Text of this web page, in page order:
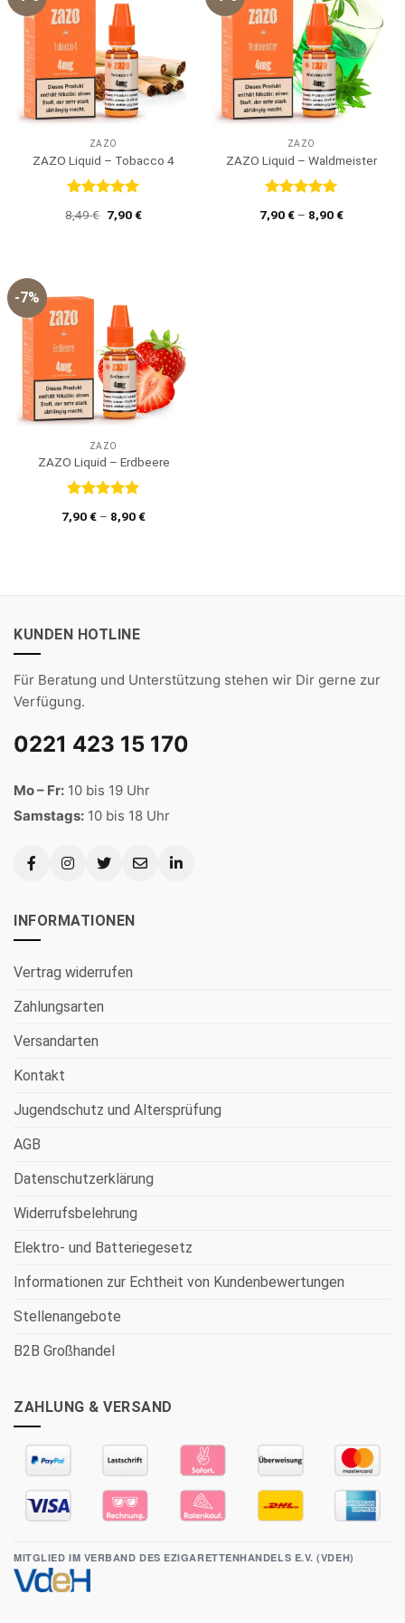
ZAZO
ZAZO Liquid – Tobacco 4
mit 5 von
8,49€ Ursprünglicher
Preis
7,90€Aktueller
ZAZO
ZAZO Liquid – Waldmeister
mit5
von
7,90€ – 8,90€
-7%
ZAZO
ZAZO Liquid – Erdbeere
Bewertet
mit5
von
7,90€ – 8,90€
KUNDEN HOTLINE
Für Beratung und Unterstützung stehen wir Dir gerne zur
Verfügung.
0221 423 15 170
Mo – Fr: 10 bis 19 Uhr
Samstags: 10 bis 18 Uhr
INFORMATIONEN
Vertrag widerrufen
Zahlungsarten
Versandarten
Kontakt
Jugendschutz und Altersprüfung
AGB
Datenschutzerklärung
Widerrufsbelehrung
Elektro- und Batteriegesetz
Informationen zur Echtheit von Kundenbewertungen
Stellenangebote
B2B Großhandel
ZAHLUNG & VERSAND
MITGLIED IM VERBAND DES EZIGARETTENHANDELS E.V. (VDEH)